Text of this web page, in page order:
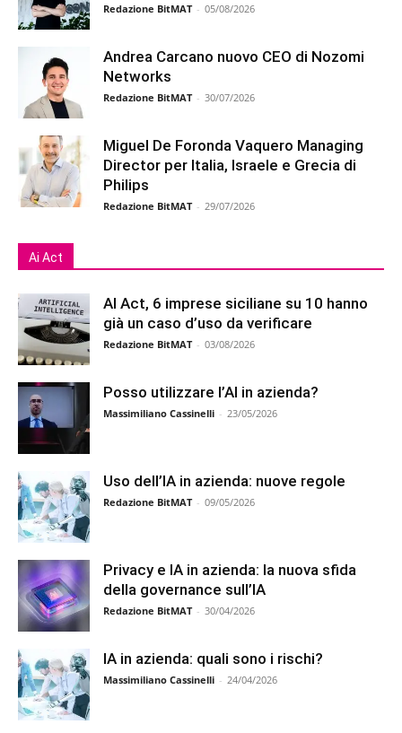
Redazione BitMAT - 05/08/2026
Andrea Carcano nuovo CEO di Nozomi
Networks
Redazione BitMAT - 30/07/2026
Miguel De Foronda Vaquero Managing
Director per Italia, Israele e Grecia di
Philips
Redazione BitMAT - 29/07/2026
Ai Act
AI Act, 6 imprese siciliane su 10 hanno
già un caso d’uso da verificare
Redazione BitMAT - 03/08/2026
Posso utilizzare l’AI in azienda?
Massimiliano Cassinelli - 23/05/2026
Uso dell’IA in azienda: nuove regole
Redazione BitMAT - 09/05/2026
Privacy e IA in azienda: la nuova sfida
della governance sull’IA
Redazione BitMAT - 30/04/2026
IA in azienda: quali sono i rischi?
Massimiliano Cassinelli - 24/04/2026